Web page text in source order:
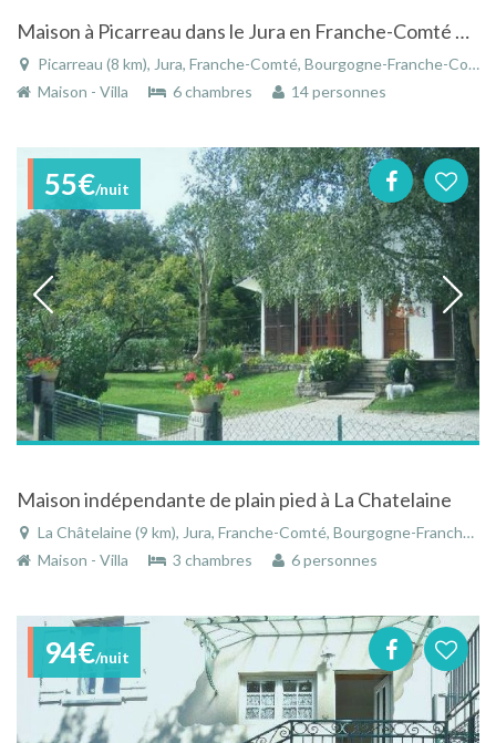
Maison à Picarreau dans le Jura en Franche-Comté entre vignes et montagnes
Picarreau (8 km), Jura, Franche-Comté, Bourgogne-Franche-Comté, France
Maison - Villa
6 chambres 14 personnes
55€/nuit
Maison indépendante de plain pied à La Chatelaine
La Châtelaine (9 km), Jura, Franche-Comté, Bourgogne-Franche-Comté, France
Maison - Villa
3 chambres 6 personnes
94€/nuit